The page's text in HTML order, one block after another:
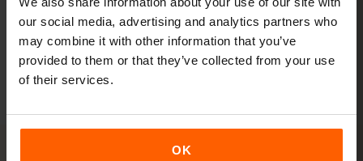
our social media, advertising and analytics partners who
may combine it with other information that you’ve
provided to them or that they’ve collected from your use
of their services.
OK
Todos los valores son orientativos. El consumo real depende
del dispositivo, la configuración de las apps y tu uso.